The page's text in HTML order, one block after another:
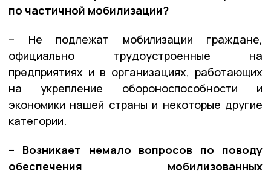
по частичной мобилизации?
– Не подлежат мобилизации граждане,
официально трудоустроенные на
предприятиях и в организациях, работающих
на укрепление обороноспособности и
экономики нашей страны и некоторые другие
категории.
– Возникает немало вопросов по поводу
обеспечения мобилизованных